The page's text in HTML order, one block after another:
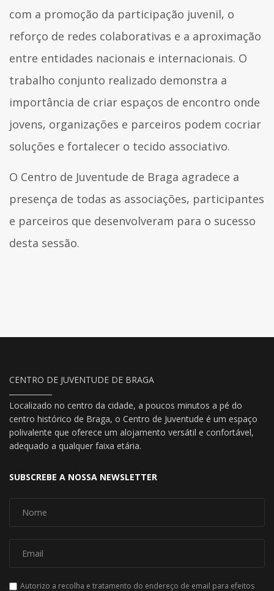
com a promoção da participação juvenil, o
reforço de redes colaborativas e a aproximação
entre entidades nacionais e internacionais. O
trabalho conjunto realizado demonstra a
importância de criar espaços de encontro onde
jovens, organizações e parceiros podem cocriar
soluções e fortalecer o tecido associativo.
O Centro de Juventude de Braga agradece a
presença de todas as associações, participantes
e parceiros que desenvolveram para o sucesso
desta sessão.
CENTRO DE JUVENTUDE DE BRAGA
Localizado no centro da cidade, a poucos minutos a pé do
centro histórico de Braga, o Centro de Juventude é um espaço
polivalente que oferece um alojamento versátil e confortável,
adequado a qualquer faixa etária.
SUBSCREBE A NOSSA NEWSLETTER
Autorizo a recolha e tratamento do endereço de email para efeitos